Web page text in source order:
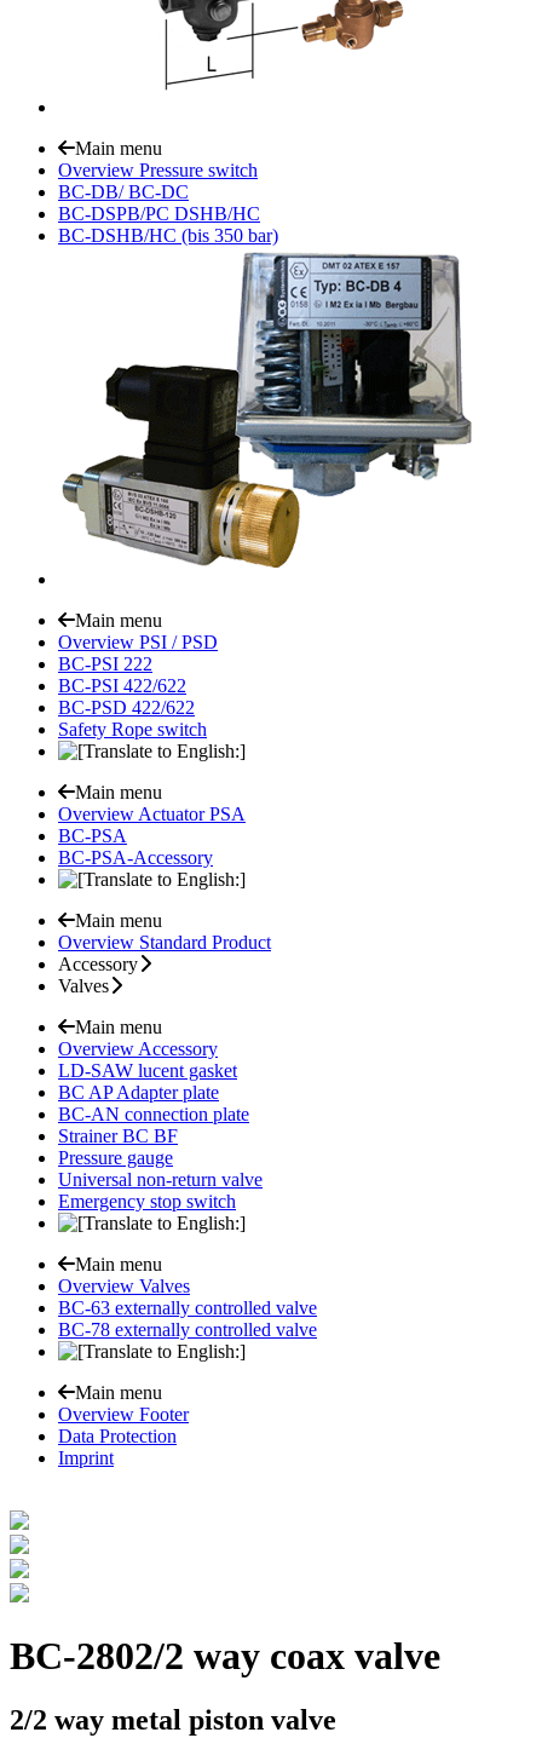
Main menu
Overview Pressure switch
BC-DB/ BC-DC
BC-DSPB/PC DSHB/HC
BC-DSHB/HC (bis 350 bar)
Main menu
Overview PSI / PSD
BC-PSI 222
BC-PSI 422/622
BC-PSD 422/622
Safety Rope switch
Main menu
Overview Actuator PSA
BC-PSA
BC-PSA-Accessory
Main menu
Overview Standard Product
Accessory
Valves
Main menu
Overview Accessory
LD-SAW lucent gasket
BC AP Adapter plate
BC-AN connection plate
Strainer BC BF
Pressure gauge
Universal non-return valve
Emergency stop switch
Main menu
Overview Valves
BC-63 externally controlled valve
BC-78 externally controlled valve
Main menu
Overview Footer
Data Protection
Imprint
BC-2802/2 way coax valve
2/2 way metal piston valve